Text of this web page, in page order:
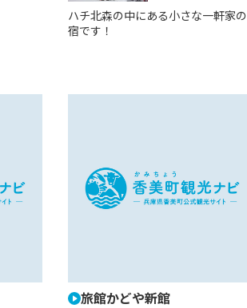
ハチ北森の中にある小さな一軒家の
宿です！
旅館かどや新館